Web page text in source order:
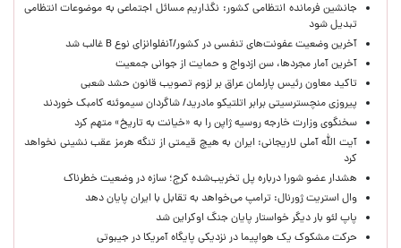
جانشین فرمانده انتظامی کشور: نگذاریم مسائل اجتماعی به موضوعات انتظامی
تبدیل شود
آخرین وضعیت عفونت‌های تنفسی در کشور/آنفلوانزای نوع B غالب شد
آخرین آمار مجردها، سن ازدواج و حمایت از جوانی جمعیت
تاکید معاون رئیس پارلمان عراق بر لزوم تصویب قانون حشد شعبی
پیروزی منچسترسیتی برابر اتلتیکو مادرید/ شاگردان سیموئنه کامبک خوردند
سخنگوی وزارت خارجه روسیه ژاپن را به «خیانت به تاریخ» متهم کرد
آیت الله آملی لاریجانی: ایران به هیچ قیمتی از تنگه هرمز عقب نشینی نخواهد
کرد
هشدار عضو شورا درباره پل تخریب‌شده کرج؛ سازه در وضعیت خطرناک
وال‌ استریت ژورنال: ترامپ می‌خواهد به تقابل با ایران پایان دهد
پاپ لئو بار دیگر خواستار پایان جنگ اوکراین شد
حرکت مشکوک یک هواپیما در نزدیکی پایگاه آمریکا در جیبوتی